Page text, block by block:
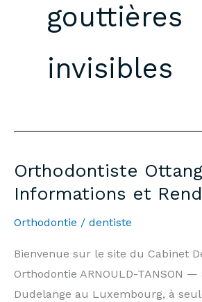
gouttières
invisibles
Orthodontiste
Informations et
Orthodontie / dentiste
Bienvenue sur le site du Cabinet
Orthodontie ARNOULD-TANSON —
Dudelange au Luxembourg, à